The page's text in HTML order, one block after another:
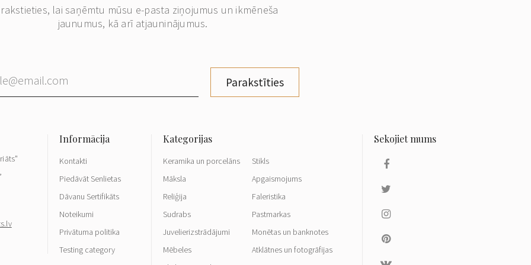
lai saņēmtu mūsu e-pasta ziņojumus un ikmēneša
jaunumus, kā arī atjauninājumus.
Parakstīties
Kontakti
Piedāvāt Senlietas
Dāvanu Sertifikāts
Noteikumi
Privātuma politika
Testing category
Keramika un porcelāns
Māksla
Reliģija
Sudrabs
Juvelierizstrādājumi
Mēbeles
Stikls
Apgaismojums
Faleristika
Pastmarkas
Monētas un banknotes
Atklātnes un fotogrāfijas